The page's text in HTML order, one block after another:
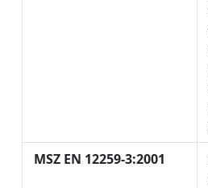
MSZ EN 12259-3:2001